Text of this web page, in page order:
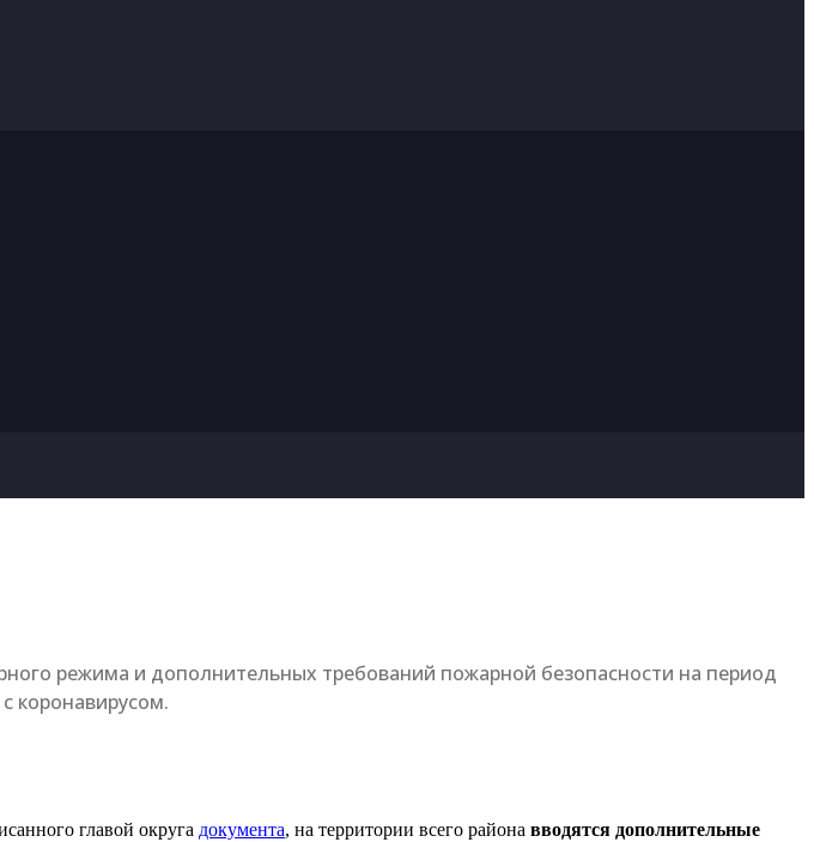
режима и дополнительных требований пожарной безопасности на период
коронавирусом.
главой округа документа, на территории всего района вводятся дополнительные